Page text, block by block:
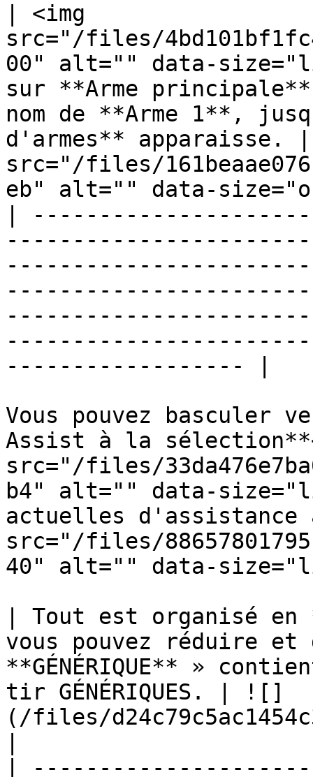
| <img
src="/files/
00" alt="" data-
sur **Arme
nom de **Arme 1**,
d'armes** apparaisse. |
src="/files/
eb" alt="" data-
|
------------------ |
Vous pouvez
Assist à la
src="/files/
b4" alt="" data-
actuelles d'assistance
src="/files/
40" alt="" data-
| Tout est organisé en
vous pouvez réduire
**GÉNÉRIQUE** »
tir GÉNÉRIQUES. | ![]
(/files/
|